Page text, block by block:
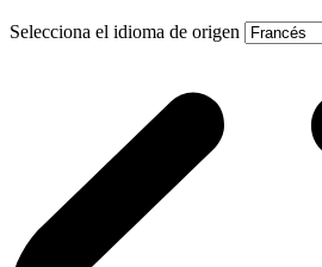
Selecciona el idioma de origen